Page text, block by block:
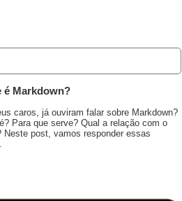
é Markdown?
caros, já ouviram falar sobre Markdown?
Para que serve? Qual a relação com o
Neste post, vamos responder essas